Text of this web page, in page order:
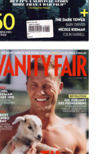
VANITY FAIR – Nr. 7 –
8. Februar 2007